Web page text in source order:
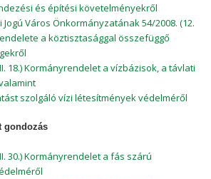
és építési követelményekről
Jogú Város Önkormányzatának 54/2008. (12.
a köztisztasággal összefüggő
18.) Kormányrendelet a vízbázisok, a távlati
szolgáló vízi létesítmények védelméről
gondozás
30.) Kormányrendelet a fás szárú